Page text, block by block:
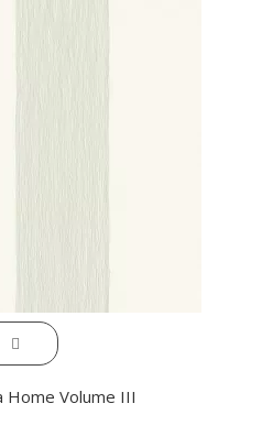
Volume III